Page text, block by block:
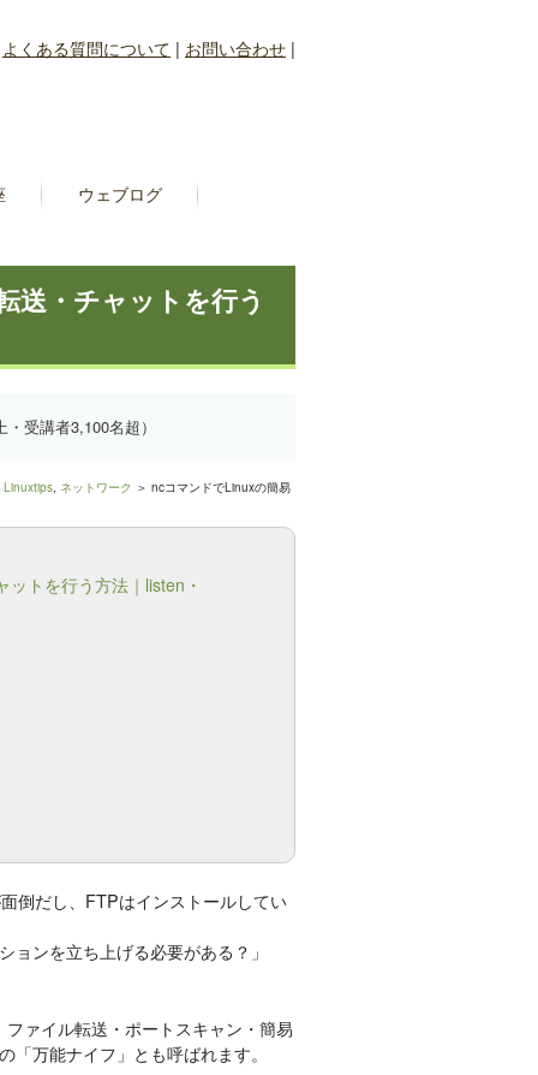
よくある質問について | お問い合わせ |
ウェブログ
送・チャットを行う
受講者3,100名超）
Linuxtips, ネットワーク ＞ ncコマンドでLinuxの簡易
トを行う方法｜listen・
倒だし、FTPはインストールしてい
ョンを立ち上げる必要がある？」
ァイル転送・ポートスキャン・簡易
万能ナイフ」とも呼ばれます。